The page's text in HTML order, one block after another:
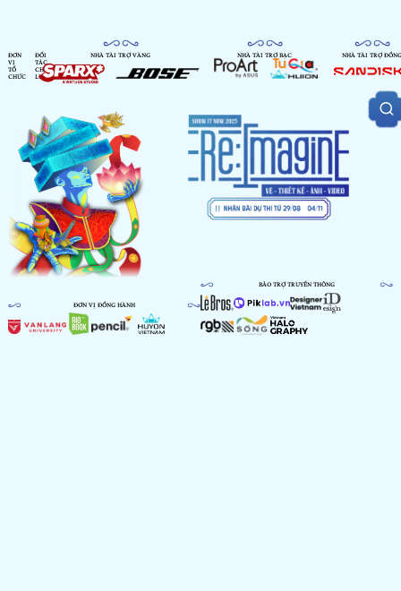
ĐƠN
VỊ
TỔ
CHỨC
ĐỐI
TÁC
CHIẾN
LƯỢC
NHÀ TÀI TRỢ VÀNG NHÀ TÀI TRỢ BẠC NHÀ TÀI TRỢ ĐỒNG
ĐƠN VỊ ĐỒNG HÀNH
BẢO TRỢ TRUYỀN THÔNG